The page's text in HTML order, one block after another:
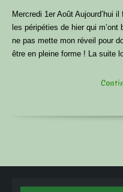
Mercredi 1er Août Aujourd’hui
les péripéties de hier qui
ne pas mette mon réveil pour
être en pleine forme ! La suite